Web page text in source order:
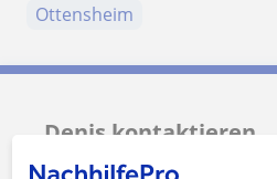
Ottensheim
Denis kontaktieren